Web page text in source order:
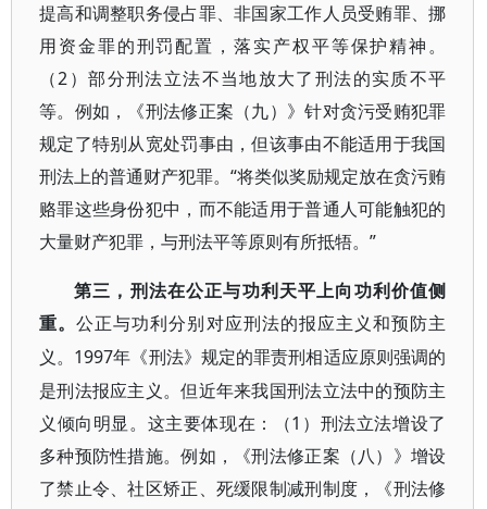
提高和调整职务侵占罪、非国家工作人员受贿罪、挪
用资金罪的刑罚配置，落实产权平等保护精神。
（2）部分刑法立法不当地放大了刑法的实质不平
等。例如，《刑法修正案（九）》针对贪污受贿犯罪
规定了特别从宽处罚事由，但该事由不能适用于我国
刑法上的普通财产犯罪。“将类似奖励规定放在贪污贿
赂罪这些身份犯中，而不能适用于普通人可能触犯的
大量财产犯罪，与刑法平等原则有所抵牾。”
第三，刑法在公正与功利天平上向功利价值侧
重。公正与功利分别对应刑法的报应主义和预防主
义。 1997年《刑法》规定的罪责刑相适应原则强调的
是刑法报应主义。但近年来我国刑法立法中的预防主
义倾向明显。这主要体现在：（1）刑法立法增设了
多种预防性措施。例如，《刑法修正案（八）》增设
了禁止令、社区矫正、死缓限制减刑制度，《刑法修